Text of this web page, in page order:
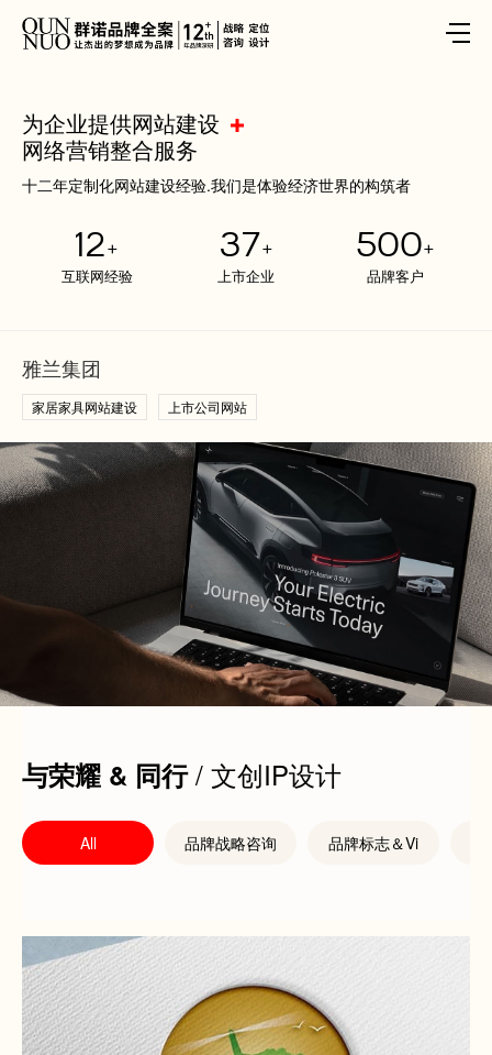
为企业提供网站建设
网络营销整合服务
十二年定制化网站建设经验.我们是体验经济世界的构筑者
12+
互联网经验
37+
上市企业
500+
品牌客户
雅兰集团
家居家具网站建设 上市公司网站
与荣耀 & 同行/ 文创IP设计
All 品牌战略咨询 品牌标志＆Vi